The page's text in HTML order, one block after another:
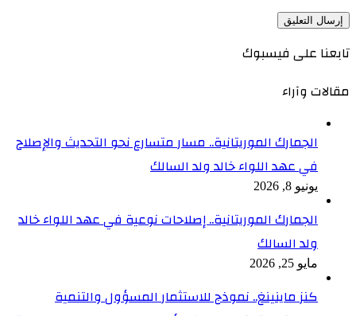
تابعنا على فيسبوك
مقالات وآراء
الجمارك الموريتانية.. مسار متسارع نحو التحديث والإصلاح
في عهد اللواء خالد ولد السالك
يونيو 8, 2026
الجمارك الموريتانية.. إصلاحات نوعية في عهد اللواء خالد
ولد السالك
مايو 25, 2026
كنز ماينينغ.. نموذج للاستثمار المسؤول والتنمية